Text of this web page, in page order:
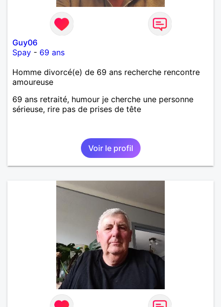
Guy06
Spay - 69 ans
Homme divorcé(e) de 69 ans recherche rencontre
amoureuse
69 ans retraité, humour je cherche une personne
sérieuse, rire pas de prises de tête
Voir le profil